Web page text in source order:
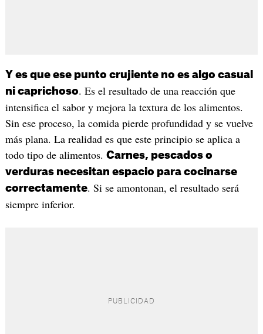
Y es que ese punto crujiente no es algo casual
ni caprichoso. Es el resultado de una reacción que
intensifica el sabor y mejora la textura de los alimentos.
Sin ese proceso, la comida pierde profundidad y se vuelve
más plana. La realidad es que este principio se aplica a
todo tipo de alimentos. Carnes, pescados o
verduras necesitan espacio para cocinarse
correctamente. Si se amontonan, el resultado será
siempre inferior.